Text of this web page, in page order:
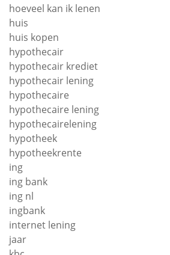
hoeveel kan ik lenen
huis
huis kopen
hypothecair
hypothecair krediet
hypothecair lening
hypothecaire
hypothecaire lening
hypothecairelening
hypotheek
hypotheekrente
ing
ing bank
ing nl
ingbank
internet lening
jaar